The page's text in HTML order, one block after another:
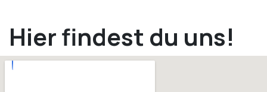
Hier findest du uns!